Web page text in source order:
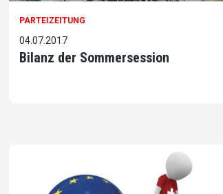
PARTEIZEITUNG
04.07.2017
Bilanz der Sommersession